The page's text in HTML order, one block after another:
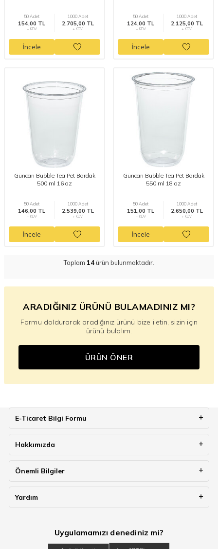
50 Adet
154,00 TL
+ KDV
1000 Adet
2.705,00 TL
+ KDV
İncele
50 Adet
124,00 TL
+ KDV
1000 Adet
2.125,00 TL
+ KDV
İncele
Güncan Bubble Tea Pet Bardak
500 ml 16 oz
50 Adet
146,00 TL
+ KDV
1000 Adet
2.539,00 TL
+ KDV
İncele
Güncan Bubble Tea Pet Bardak
550 ml 18 oz
50 Adet
151,00 TL
+ KDV
1000 Adet
2.650,00 TL
+ KDV
İncele
Toplam 14ürün bulunmaktadır.
ARADIĞINIZ ÜRÜNÜ BULAMADINIZ MI?
Formu doldurarak aradığınız ürünü bize iletin, sizin için
ürünü bulalım.
ÜRÜN ÖNER
E-Ticaret Bilgi Formu
Hakkımızda
Önemli Bilgiler
Yardım
Uygulamamızı denediniz mi?